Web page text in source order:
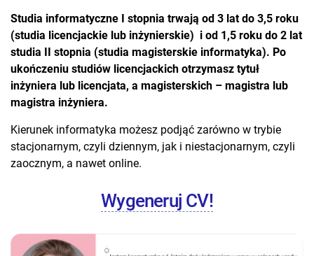
Studia informatyczne I stopnia trwają od 3 lat do 3,5 roku
(studia licencjackie lub inżynierskie) i od 1,5 roku do 2 lat
studia II stopnia (studia magisterskie informatyka). Po
ukończeniu studiów licencjackich otrzymasz tytuł
inżyniera lub licencjata, a magisterskich – magistra lub
magistra inżyniera.
Kierunek informatyka możesz podjąć zarówno w trybie
stacjonarnym, czyli dziennym, jak i niestacjonarnym, czyli
zaocznym, a nawet online.
Wygeneruj CV!